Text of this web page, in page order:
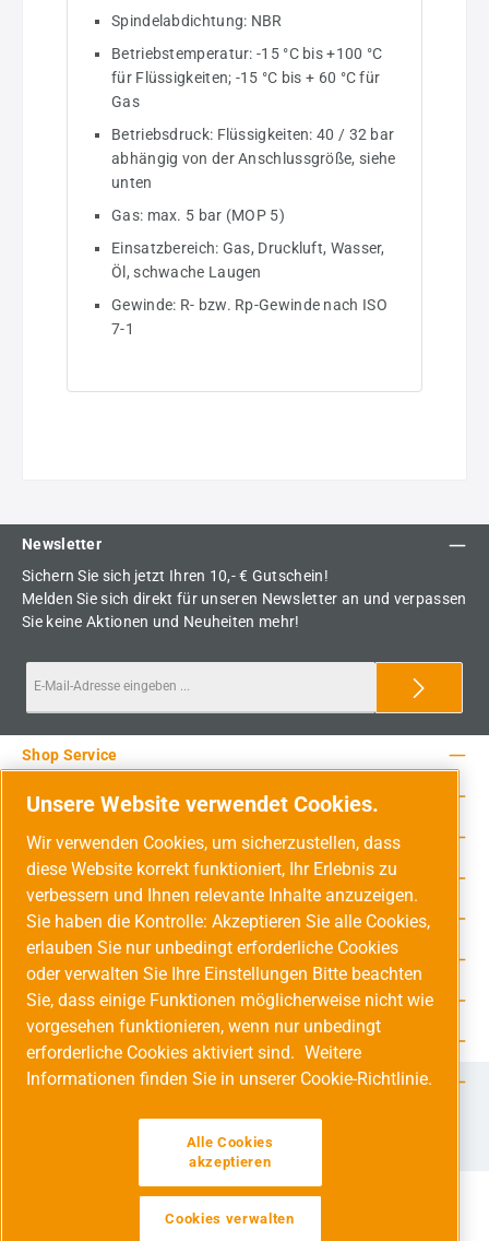
Spindelabdichtung: NBR
Betriebstemperatur: -15 °C bis +100 °C
für Flüssigkeiten; -15 °C bis + 60 °C für
Gas
Betriebsdruck: Flüssigkeiten: 40 / 32 bar
abhängig von der Anschlussgröße, siehe
unten
Gas: max. 5 bar (MOP 5)
Einsatzbereich: Gas, Druckluft, Wasser,
Öl, schwache Laugen
Gewinde: R- bzw. Rp-Gewinde nach ISO
7-1
Newsletter
Sichern Sie sich jetzt Ihren 10,- € Gutschein!
Melden Sie sich direkt für unseren Newsletter an und verpassen
Sie keine Aktionen und Neuheiten mehr!
Service-Hotline
Shop Service
Rechtliche Hinweise
Unsere Vorteile
Versandarten
Zahlungsarten
Adresse
Umweltschutz & Partnerschaft
Jetzt auf Social Media folgen!
InstagramYouTubeLinkedIn
Alle Preise inkl. gesetzl. Mehrwertsteuer zzgl.
Unsere Website verwendet Cookies.
Wir verwenden Cookies, um sicherzustellen, dass
diese Website korrekt funktioniert, Ihr Erlebnis zu
verbessern und Ihnen relevante Inhalte anzuzeigen.
Sie haben die Kontrolle: Akzeptieren Sie alle Cookies,
erlauben Sie nur unbedingt erforderliche Cookies
oder verwalten Sie Ihre Einstellungen Bitte beachten
Sie, dass einige Funktionen möglicherweise nicht wie
vorgesehen funktionieren, wenn nur unbedingt
erforderliche Cookies aktiviert sind. Weitere
Informationen finden Sie in unserer Cookie-Richtlinie.
Alle Cookies
akzeptieren
Cookies verwalten